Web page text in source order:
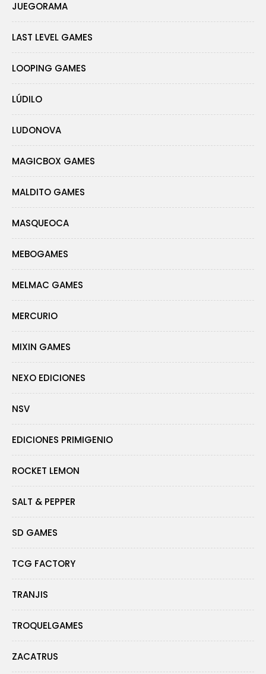
JUEGORAMA
LAST LEVEL GAMES
LOOPING GAMES
LÚDILO
LUDONOVA
MAGICBOX GAMES
MALDITO GAMES
MASQUEOCA
MEBOGAMES
MELMAC GAMES
MERCURIO
MIXIN GAMES
NEXO EDICIONES
NSV
EDICIONES PRIMIGENIO
ROCKET LEMON
SALT & PEPPER
SD GAMES
TCG FACTORY
TRANJIS
TROQUELGAMES
ZACATRUS